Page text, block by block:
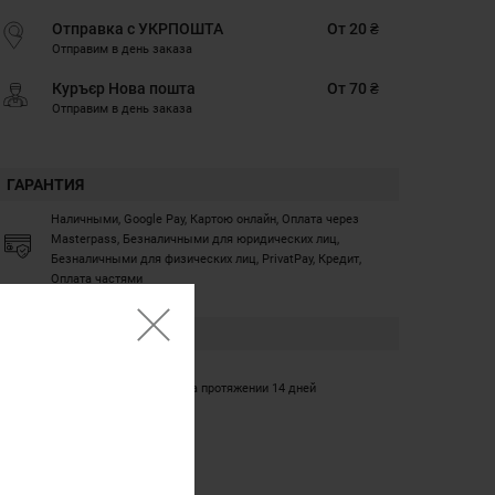
Отправка с УКРПОШТА
Отправим в день заказа
От 20 ₴
Куръєр Нова пошта
Отправим в день заказа
От 70 ₴
ГАРАНТИЯ
Наличными, Google Pay, Картою онлайн, Оплата через
Masterpass, Безналичными для юридических лиц,
Безналичными для физических лиц, PrivatPay, Кредит,
Оплата частями
Обмен/возврат товара на протяжении 14 дней